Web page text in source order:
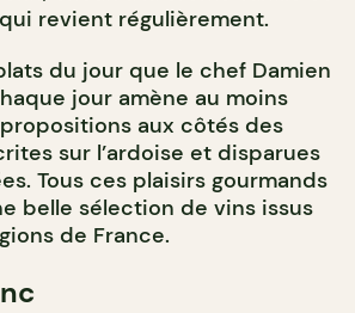
revient régulièrement.
du jour que le chef Damien
jour amène au moins
aux côtés des
sur l’ardoise et disparues
Tous ces plaisirs gourmands
belle sélection de vins issus
de France.